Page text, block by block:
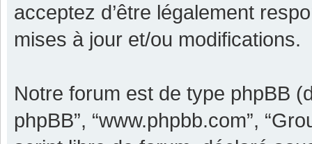
acceptez d’être légalement
mises à jour et/ou modifications.
Notre forum est de type phpBB
phpBB”, “www.phpbb.com”,